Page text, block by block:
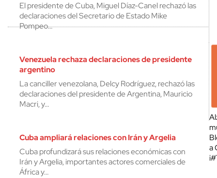
El presidente de Cuba, Miguel Díaz-Canel rechazó las
declaraciones del Secretario de Estado Mike
Pompeo…
Venezuela rechaza declaraciones de presidente
argentino
La canciller venezolana, Delcy Rodríguez, rechazó las
declaraciones del presidente de Argentina, Mauricio
Macri, y…
Cuba ampliará relaciones con Irán y Argelia
Cuba profundizará sus relaciones económicas con
Irán y Argelia, importantes actores comerciales de
África y…
a